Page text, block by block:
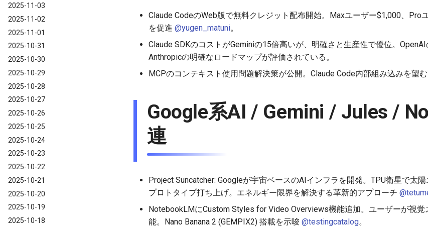
2025-11-03
2025-11-02
2025-11-01
2025-10-31
2025-10-30
2025-10-29
2025-10-28
2025-10-27
2025-10-26
2025-10-25
2025-10-24
2025-10-23
2025-10-22
2025-10-21
2025-10-20
2025-10-19
2025-10-18
Claude CodeのWeb版で無料クレジット配布開始。Maxユーザー$1,000、Pro
を促進 @yugen_matuni。
Claude SDKのコストがGeminiの15倍高いが、明確さと生産性で優位。OpenAI
Anthropicの明確なロードマップが評価されている。
MCPのコンテキスト使用問題解決策が公開。Claude Code内部組み込みを望む
Google系AI / Gemini / Jules /
連
Project Suncatcher: Googleが宇宙ベースのAIインフラを開発。TPU衛星で太
プロトタイプ打ち上げ。エネルギー限界を解決する革新的アプローチ
NotebookLMにCustom Styles for Video Overviews機能追加。ユーザーが視
能。Nano Banana 2 (GEMPIX2) 搭載を示唆 @testingcatalog。